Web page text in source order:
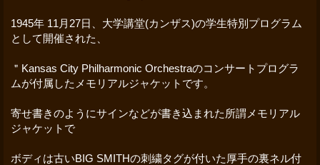
1945年 11月27日、大学講堂(カンザス)の学生特別プログラム
として開催された、
＂Kansas City Philharmonic Orchestraのコンサートプログラ
ムが付属したメモリアルジャケットです。
寄せ書きのようにサインなどが書き込まれた所謂メモリアル
ジャケットで
ボディは古いBIG SMITHの刺繍タグが付いた厚手の裏ネル付